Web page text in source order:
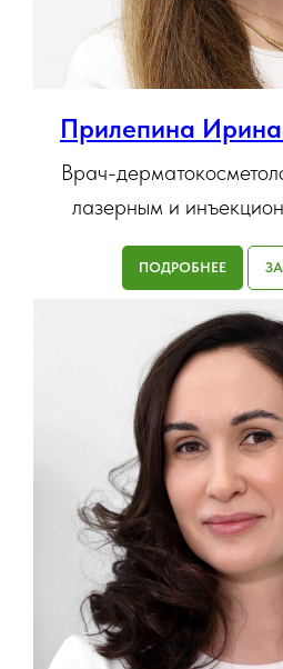
Прилепина
Врач-
лазерным и
ПОДРОБНЕЕ